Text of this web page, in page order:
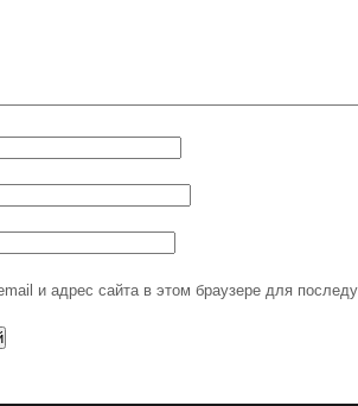
и адрес сайта в этом браузере для